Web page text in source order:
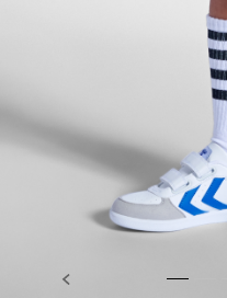
FORRIGE